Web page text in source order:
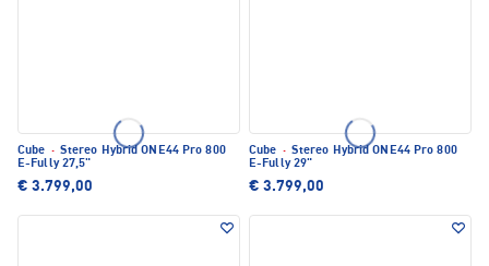
Cube · Stereo Hybrid ONE44 Pro 800
E-Fully 27,5"
€ 3.799,00
Cube · Stereo Hybrid ONE44 Pro 800
E-Fully 29"
€ 3.799,00